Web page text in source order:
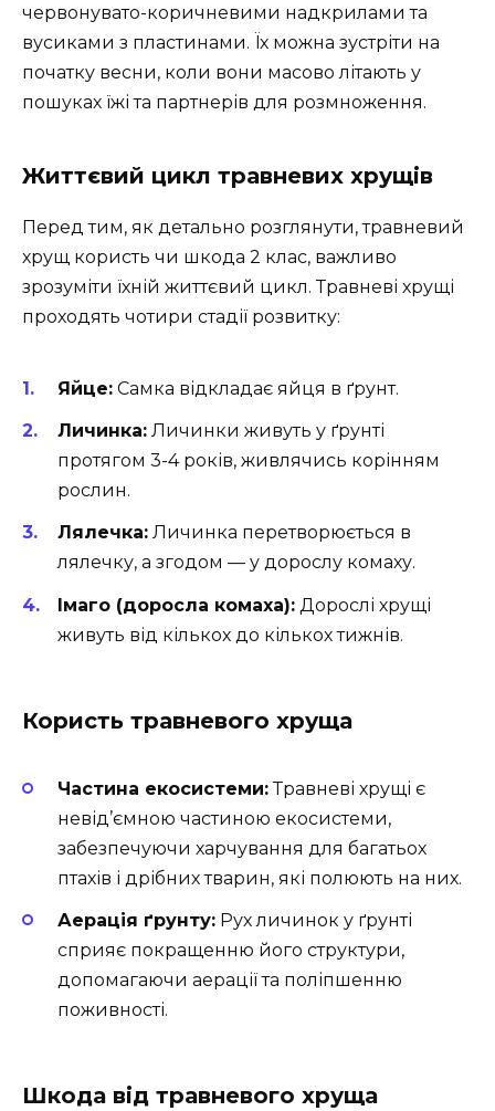
червонувато-коричневими надкрилами та
вусиками з пластинами. Їх можна зустріти на
початку весни, коли вони масово літають у
пошуках їжі та партнерів для розмноження.
Життєвий цикл травневих хрущів
Перед тим, як детально розглянути, травневий
хрущ користь чи шкода 2 клас, важливо
зрозуміти їхній життєвий цикл. Травневі хрущі
проходять чотири стадії розвитку:
Яйце: Самка відкладає яйця в ґрунт.
Личинка: Личинки живуть у ґрунті
протягом 3-4 років, живлячись корінням
рослин.
Лялечка: Личинка перетворюється в
лялечку, а згодом — у дорослу комаху.
Імаго (доросла комаха): Дорослі хрущі
живуть від кількох до кількох тижнів.
Користь травневого хруща
Частина екосистеми:Травневі хрущі є
невід’ємною частиною екосистеми,
забезпечуючи харчування для багатьох
птахів і дрібних тварин, які полюють на них.
Аерація ґрунту: Рух личинок у ґрунті
сприяє покращенню його структури,
допомагаючи аерації та поліпшенню
поживності.
Шкода від травневого хруща